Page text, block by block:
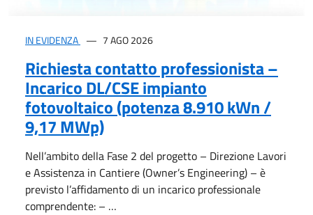
CONTATTI
IN EVIDENZA 7 AGO 2026
Richiesta contatto professionista –
Incarico DL/CSE impianto
fotovoltaico (potenza 8.910 kWn /
9,17 MWp)
Nell’ambito della Fase 2 del progetto – Direzione Lavori
e Assistenza in Cantiere (Owner’s Engineering) – è
previsto l’affidamento di un incarico professionale
comprendente: – …